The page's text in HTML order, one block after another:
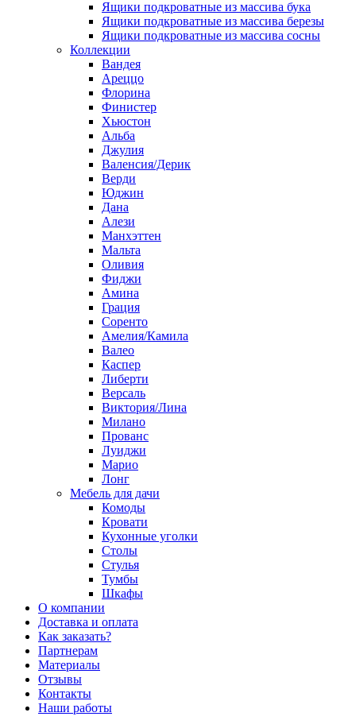
Ящики подкроватные из массива бука
Ящики подкроватные из массива березы
Ящики подкроватные из массива сосны
Коллекции
Вандея
Ареццо
Флорина
Финистер
Хьюстон
Альба
Джулия
Валенсия/Дерик
Верди
Юджин
Дана
Алези
Манхэттен
Мальта
Оливия
Фиджи
Амина
Грация
Соренто
Амелия/Камила
Валео
Каспер
Либерти
Версаль
Виктория/Лина
Милано
Прованс
Луиджи
Марио
Лонг
Мебель для дачи
Комоды
Кровати
Кухонные уголки
Столы
Стулья
Тумбы
Шкафы
О компании
Доставка и оплата
Как заказать?
Партнерам
Материалы
Отзывы
Контакты
Наши работы